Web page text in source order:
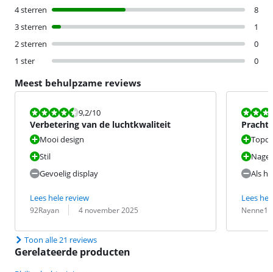
4 sterren
8
3 sterren
1
2 sterren
0
1 ster
0
Meest behulpzame reviews
Beoordeling is 9,2 van de 10.
9,2/10
Verbetering van de luchtkwaliteit
Mooi design
Stil
Gevoelig display
Lees hele review
Beoordeling door:
92Rayan
Datum: 4 november 2025
Als
Lees
Datum:
Toon alle 21 reviews
Gerelateerde producten